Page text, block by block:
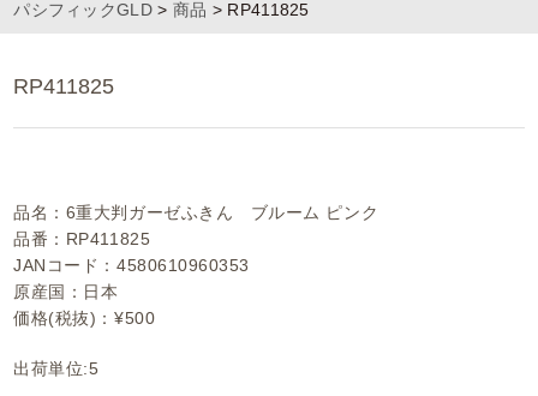
パシフィックGLD> 商品 > RP411825
RP411825
品名：6重大判ガーゼふきん ブルーム ピンク
品番：RP411825
JANコード：4580610960353
原産国：日本
価格(税抜)：¥500
出荷単位:5